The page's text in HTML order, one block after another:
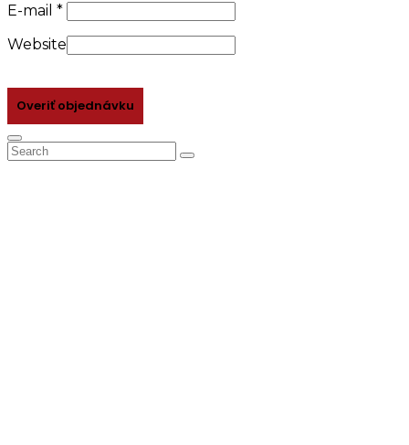
E-mail *
Website
Overiť objednávku